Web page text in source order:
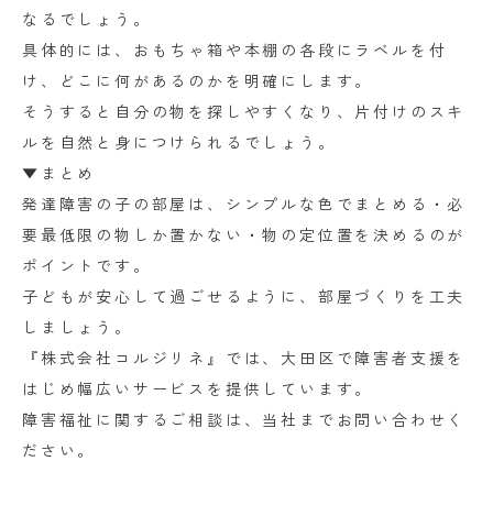
なるでしょう。
具体的には、おもちゃ箱や本棚の各段にラベルを付
け、どこに何があるのかを明確にします。
そうすると自分の物を探しやすくなり、片付けのスキ
ルを自然と身につけられるでしょう。
▼まとめ
発達障害の子の部屋は、シンプルな色でまとめる・必
要最低限の物しか置かない・物の定位置を決めるのが
ポイントです。
子どもが安心して過ごせるように、部屋づくりを工夫
しましょう。
『株式会社コルジリネ』では、大田区で障害者支援を
はじめ幅広いサービスを提供しています。
障害福祉に関するご相談は、当社までお問い合わせく
ださい。